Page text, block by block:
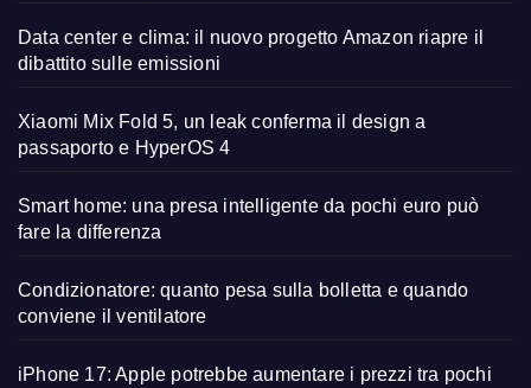
Data center e clima: il nuovo progetto Amazon riapre il
dibattito sulle emissioni
Xiaomi Mix Fold 5, un leak conferma il design a
passaporto e HyperOS 4
Smart home: una presa intelligente da pochi euro può
fare la differenza
Condizionatore: quanto pesa sulla bolletta e quando
conviene il ventilatore
iPhone 17: Apple potrebbe aumentare i prezzi tra pochi